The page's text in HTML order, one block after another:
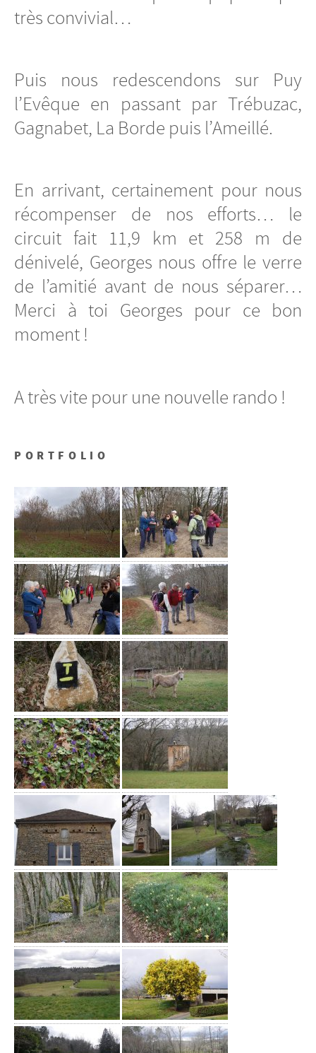
très convivial…
Puis nous redescendons sur Puy
l’Evêque en passant par Trébuzac,
Gagnabet, La Borde puis l’Ameillé.
En arrivant, certainement pour nous
récompenser de nos efforts… le
circuit fait 11,9 km et 258 m de
dénivelé, Georges nous offre le verre
de l’amitié avant de nous séparer…
Merci à toi Georges pour ce bon
moment !
A très vite pour une nouvelle rando !
PORTFOLIO